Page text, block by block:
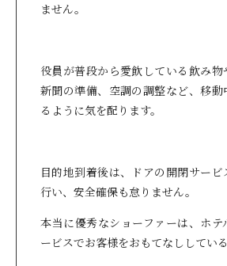
ません。
役員が普段から愛飲している飲み物
新聞の準備、空調の調整など、移動
るように気を配ります。
目的地到着後は、ドアの開閉サービ
行い、安全確保も怠りません。
本当に優秀なショーファーは、ホ
ービスでお客様をおもてなししている